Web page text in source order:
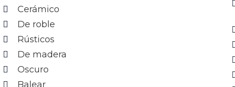
Cerámico
De roble
Rústicos
De madera
Oscuro
Balear